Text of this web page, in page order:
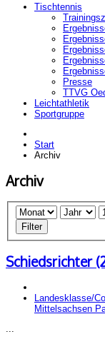
Tischtennis
Presse
TTVG
Leichtathletik
Sportgruppe
Start
Archiv
Archiv
Filter
Schiedsrichter
Landesklasse/
Mittelsachsen